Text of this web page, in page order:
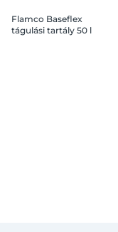
Flamco Baseflex
tágulási tartály 50 l